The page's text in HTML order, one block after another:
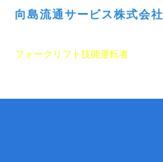
向島流通サービス株式会社
フォークリフト技能運転者